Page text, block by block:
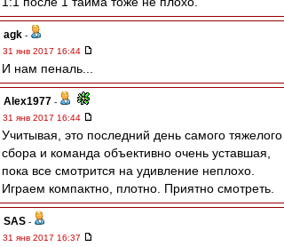
agk -
31 янв 2017 16:44
И нам пеналь...
Alex1977 -
31 янв 2017 16:44
Учитывая, это последний день самого тяжелого
сбора и команда объективно очень уставшая,
пока все смотрится на удивление неплохо.
Играем компактно, плотно. Приятно смотреть.
SAS -
31 янв 2017 16:37